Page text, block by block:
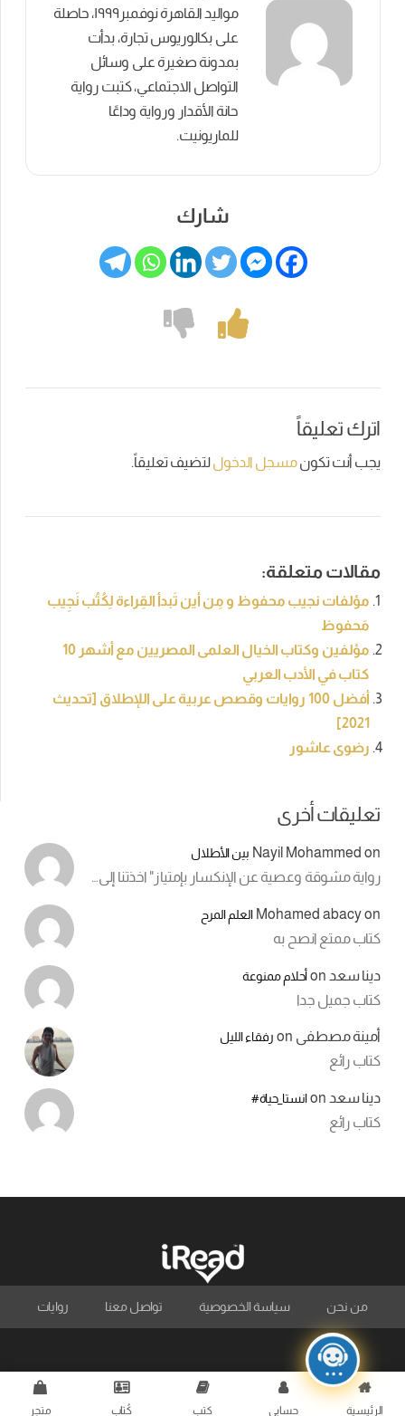
مواليد القاهرة نوفمبر١٩٩٩، حاصلة
على بكالوريوس تجارة، بدأت
بمدونة صغيرة على وسائل
التواصل الاجتماعي، كتبت رواية
حانة الأقدار ورواية وداعًا
للماريونيت.
شارك
اترك تعليقاً
يجب أنت تكونمسجل الدخوللتضيف تعليقاً.
مقالات متعلقة:
مؤلفات نجيب محفوظ و مِن أين تَبدأ القِراءة لِكُتُب نَجِيب
مَحفوظ
مؤلفين وكتاب الخيال العلمى المصريين مع أشهر 10
كتاب في الأدب العربي
أفضل 100 روايات وقصص عربية على اللإطلاق [تحديث
2021]
رضوى عاشور
تعليقات أخرى
Nayil Mohammed on بين الأطلال
رواية مشوقة وعصية عن الإنكسار بإمتياز" اخذتنا إلى…
Mohamed abacyon العلم المرح
كتاب ممتع انصح به
دينا سعد onأحلام ممنوعة
كتاب جميل جدا
أمينة مصطفى on رفقاء الليل
كتاب رائع
دينا سعد onانستا_حياة#
كتاب رائع
من نحن سياسة الخصوصية تواصل معنا روايات
الرئيسية حسابي كتب كُتاب متجر